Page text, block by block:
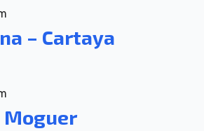
– Cartaya
Moguer